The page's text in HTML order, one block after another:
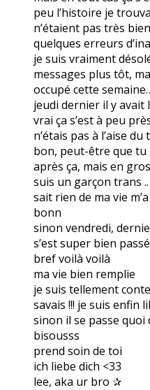
peu l’histoire je
n’étaient pas très
quelques erreurs
je suis vraiment
messages plus tôt,
occupé cette
jeudi dernier il y avait
vrai ça s’est à peu
n’étais pas à l’aise
bon, peut-être que
après ça, mais en
suis un garçon trans
sait rien de ma vie
bonn
sinon vendredi,
s’est super bien passé
bref voilà voilà
ma vie bien remplie
je suis tellement
savais !!! je suis enfin
sinon il se passe quoi
bisousss
prend soin de toi
ich liebe dich <33
lee, aka ur bro ✰